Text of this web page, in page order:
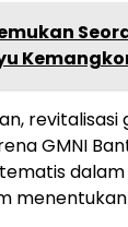
GMNI
dalam